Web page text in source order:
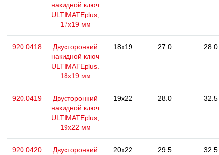
накидной ключ
ULTIMATEplus,
17x19 мм
920.0418
Двусторонний
накидной ключ
ULTIMATEplus,
18x19 мм
18x19 27.0 28.0
920.0419
Двусторонний
накидной ключ
ULTIMATEplus,
19x22 мм
19x22 28.0 32.5
920.0420
Двусторонний
20x22 29.5 32.5